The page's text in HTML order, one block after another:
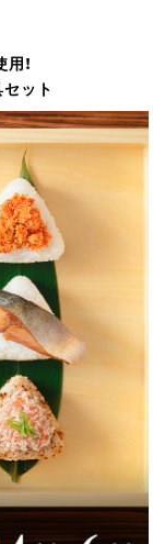
！
ット